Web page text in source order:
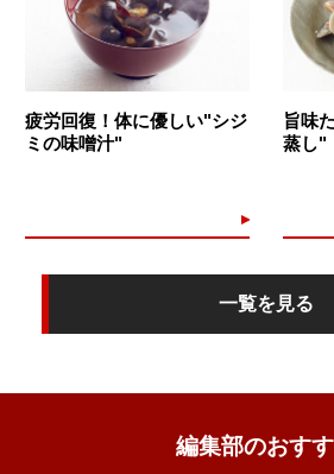
疲労回復！体に優しい"シジ
ミの味噌汁"
旨味
蒸し"
一覧を見る
編集部のおす